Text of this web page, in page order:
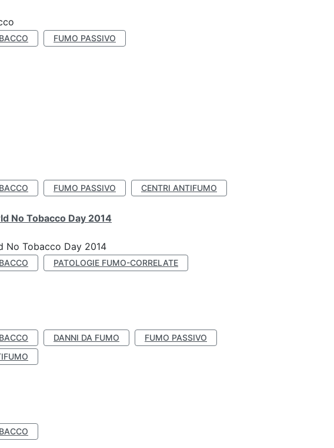
FUMO PASSIVO
FUMO PASSIVO CENTRI ANTIFUMO
No Tobacco Day 2014
No Tobacco Day 2014
PATOLOGIE FUMO-CORRELATE
DANNI DA FUMO
FUMO PASSIVO